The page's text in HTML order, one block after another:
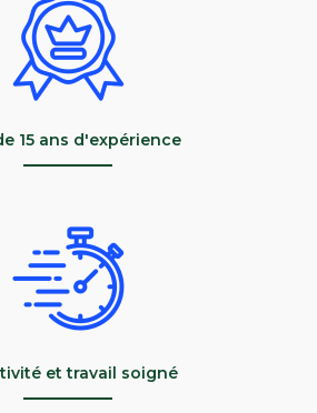
15 ans d'expérience
et travail soigné